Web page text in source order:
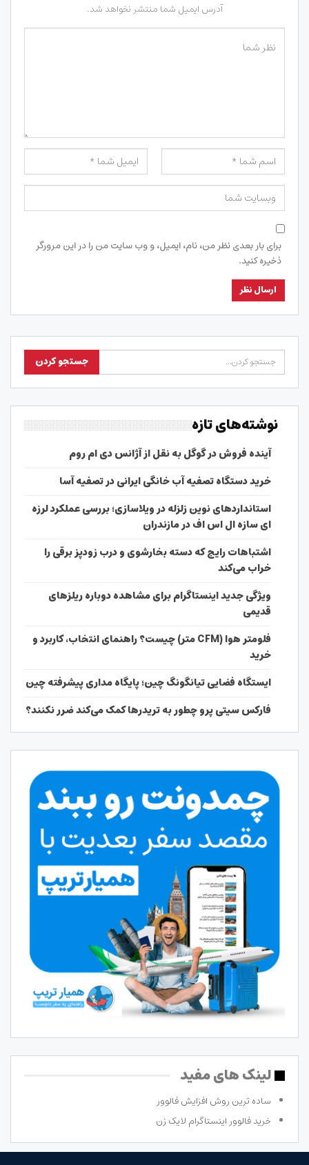
آدرس ایمیل شما منتشر نخواهد شد.
برای بار بعدی نظر من، نام، ایمیل، و وب سایت من را در این مرورگر
ذخیره کنید.
نوشته‌های تازه
آینده فروش در گوگل به نقل از آژانس دی ام روم
خرید دستگاه تصفیه آب خانگی ایرانی در تصفیه آسا
استانداردهای نوین زلزله در ویلاسازی؛ بررسی عملکرد لرزه
ای سازه ال اس اف در مازندران
اشتباهات رایج که دسته بخارشوی و درب زودپز برقی را
خراب می‌کند
ویژگی جدید اینستاگرام برای مشاهده دوباره ریلزهای
قدیمی
فلومتر هوا (CFM متر) چیست؟ راهنمای انتخاب، کاربرد و
خرید
ایستگاه فضایی تیانگونگ چین؛ پایگاه مداری پیشرفته چین
فارکس سیتی پرو چطور به تریدرها کمک می‌کند ضرر نکنند؟
لینک های مفید
ساده ترین روش افزایش فالوور
خرید فالوور اینستاگرام لایک زن